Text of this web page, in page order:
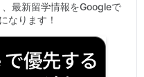
、最新留学情報をGoogleで
なります！